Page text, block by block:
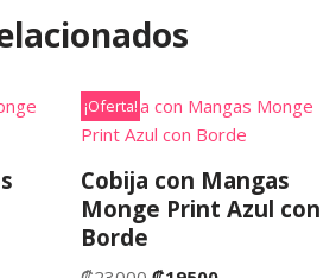
¡Oferta!
Cobija con Mangas
Monge Print Azul con
Borde